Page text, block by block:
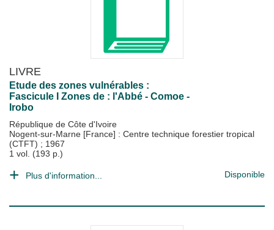
LIVRE
Etude des zones vulnérables :
Fascicule I Zones de : l'Abbé - Comoe -
Irobo
République de Côte d'Ivoire
Nogent-sur-Marne [France] : Centre technique forestier tropical
(CTFT) ; 1967
1 vol. (193 p.)
Plus d'information... Disponible